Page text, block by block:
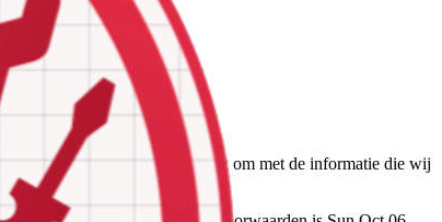
en gaan zorgvuldig om met de informatie die wij